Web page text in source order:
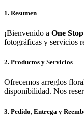
1. Resumen
¡Bienvenido a One
fotográficas y servicios
2. Productos y Servicios
Ofrecemos arreglos
disponibilidad. Nos
3. Pedido, Entrega y